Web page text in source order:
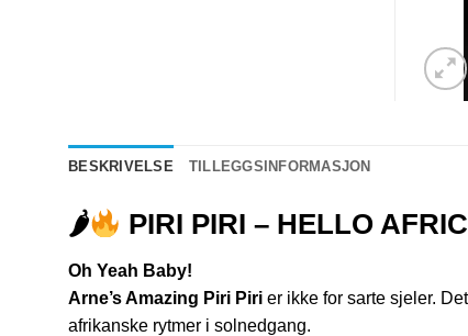
BESKRIVELSE TILLEGGSINFORMASJON
🌶 PIRI PIRI – HELLO
Oh Yeah Baby!
Arne’s Amazing Piri Piri er ikke for sarte sjeler.
afrikanske rytmer i solnedgang.